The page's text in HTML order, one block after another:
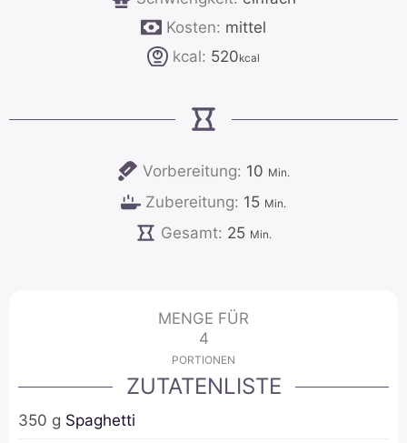
Kosten: mittel
kcal: 520kcal
Vorbereitung: 10Minuten
Min.
Zubereitung: 15Minuten
Min.
Gesamt: 25Minuten
Min.
MENGE FÜR
4
PORTIONEN
ZUTATENLISTE
350 g Spaghetti